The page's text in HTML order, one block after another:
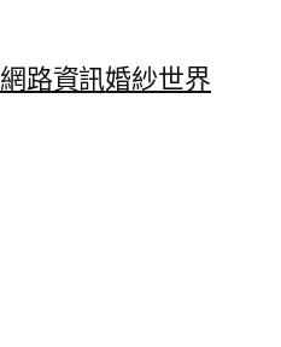
網路資訊婚紗世界